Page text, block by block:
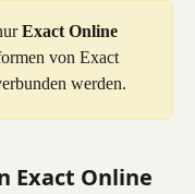
Exact Online
von Exact
werden.
Exact Online